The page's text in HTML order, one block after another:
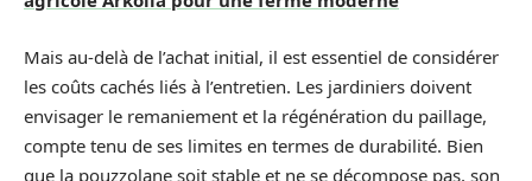
Mais au-delà de l’achat initial, il est essentiel de considérer
les coûts cachés liés à l’entretien. Les jardiniers doivent
envisager le remaniement et la régénération du paillage,
compte tenu de ses limites en termes de durabilité. Bien
que la pouzzolane soit stable et ne se décompose pas, son